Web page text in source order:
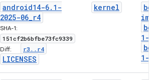
android14-6. 1-
2025-06_r4
SHA-1:
151cf2b6bfbe73fc9339
Diff: r3 . . r4
LICENSES
kernel
img
1-
1-